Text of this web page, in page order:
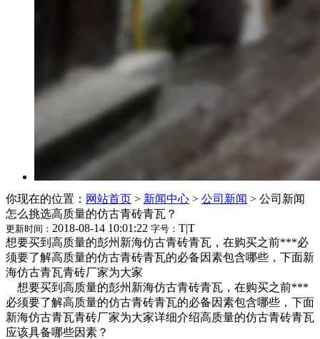
你现在的位置： 网站首页 > 新闻中心 > 公司新闻 > 公司新闻
怎么挑选高质量的仿古青砖青瓦？
更新时间： 2018-08-14 10:01:22 字号： T|T
想要买到高质量的彭州新海仿古青砖青瓦，在购买之前***必
须要了解高质量的仿古青砖青瓦的必备因素包含哪些，下面新
海仿古青瓦青砖厂家为大家
想要买到高质量的彭州新海仿古青砖青瓦，在购买之前***
必须要了解高质量的仿古青砖青瓦的必备因素包含哪些，下面
新海仿古青瓦青砖厂家为大家详细介绍高质量的仿古青砖青瓦
应该具备哪些因素？